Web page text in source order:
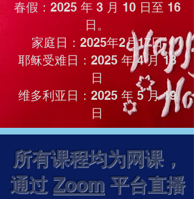
春假：2025 年 3 月 10 日至 16
日。
家庭日：2025年2月17日
耶稣受难日：2025 年 4 月 18
日
维多利亚日：2025 年 5 月 19
日
所有课程均为网课，
通过 Zoom 平台直播